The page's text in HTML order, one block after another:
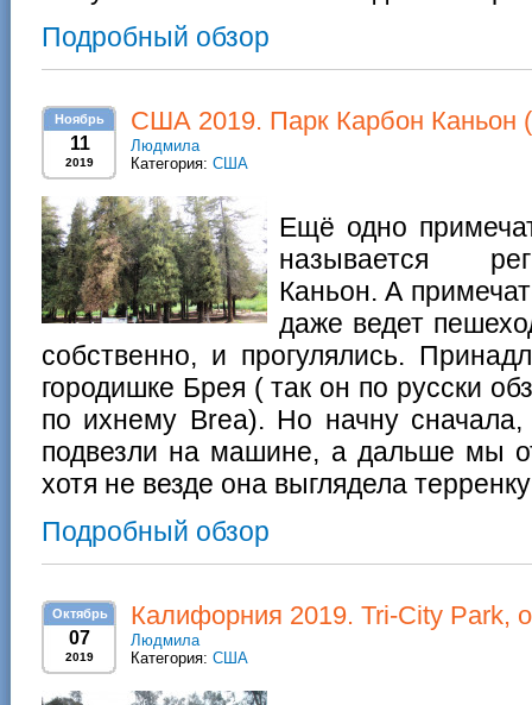
Подробный обзор
Ноябрь
11
2019
США 2019. Парк Карбон Каньон
Людмила
Категория: США
Ещё одно
называется
Каньон. А
даже ведет
собственно, и прогулялись.
городишке Брея ( так он по русски
по ихнему Brea). Но начну
подвезли на машине, а дальше мы
хотя не везде она выглядела
Подробный обзор
Октябрь
07
2019
Калифорния 2019. Tri-Сity Park,
Людмила
Категория: США